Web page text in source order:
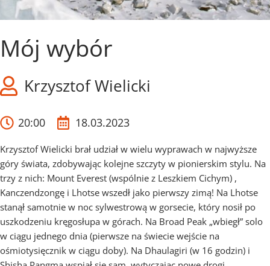
Mój wybór
Krzysztof Wielicki
20:00 18.03.2023
Krzysztof Wielicki brał udział w wielu wyprawach w najwyższe
góry świata, zdobywając kolejne szczyty w pionierskim stylu. Na
trzy z nich: Mount Everest (wspólnie z Leszkiem Cichym) ,
Kanczendzongę i Lhotse wszedł jako pierwszy zimą! Na Lhotse
stanął samotnie w noc sylwestrową w gorsecie, który nosił po
uszkodzeniu kręgosłupa w górach. Na Broad Peak „wbiegł” solo
w ciągu jednego dnia (pierwsze na świecie wejście na
ośmiotysięcznik w ciągu doby). Na Dhaulagiri (w 16 godzin) i